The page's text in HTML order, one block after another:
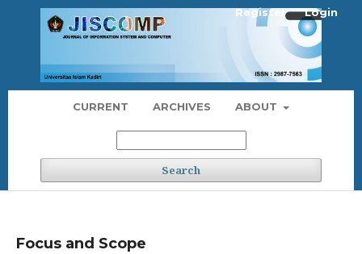
CURRENT ARCHIVES ABOUT
Search
Register Login
Focus and Scope